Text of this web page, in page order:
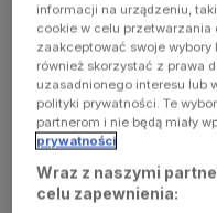
occurred
(see the
browser
console for
informacji na urządzeniu,
cookie w celu przetwarzania
zaakceptować swoje
również skorzystać z prawa
uzasadnionego interesu lub
polityki prywatności. Te
partnerom i nie będą miały
prywatności
Wraz z naszymi
celu zapewnienia: